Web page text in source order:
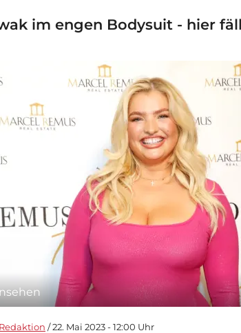
im engen Bodysuit - hier
/ 22. Mai 2023 - 12:00 Uhr